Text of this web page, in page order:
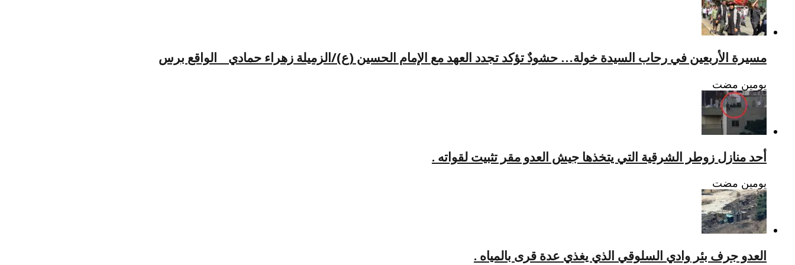
مسيرة الأربعين في رحاب السيدة خولة… حشودٌ تؤكد تجدد العهد مع الإمام الحسين (ع)/الزميلة زهراء حمادي _ الواقع برس
‏يومين مضت
أحد منازل زوطر الشرقية التي يتخذها جيش العدو مقر تثبيت لقواته .
‏يومين مضت
العدو جرف بئر وادي السلوقي الذي يغذي عدة قرى بالمياه .